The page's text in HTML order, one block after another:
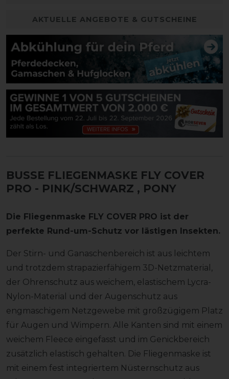
AKTUELLE ANGEBOTE & GUTSCHEINE
BUSSE FLIEGENMASKE FLY COVER
PRO - PINK/SCHWARZ , PONY
Die Fliegenmaske FLY COVER PRO ist der
perfekte Rund-um-Schutz vor lästigen Insekten.
Der Stirn- und Ganaschenbereich ist aus leichtem
und trotzdem strapazierfähigem 3D-Netzmaterial,
der Ohrenschutz aus weichem, elastischem Lycra-
Nylon-Material und der Augenschutz aus
engmaschigem Netzgewebe mit großzügigem Platz
für Augen und Wimpern. Alle Kanten sind mit einem
weichem Fleece eingefasst und im Genickbereich
zusätzlich elastisch gehalten. Die Fliegenmaske ist
mit einem fest integriertem Nüsternschutz aus